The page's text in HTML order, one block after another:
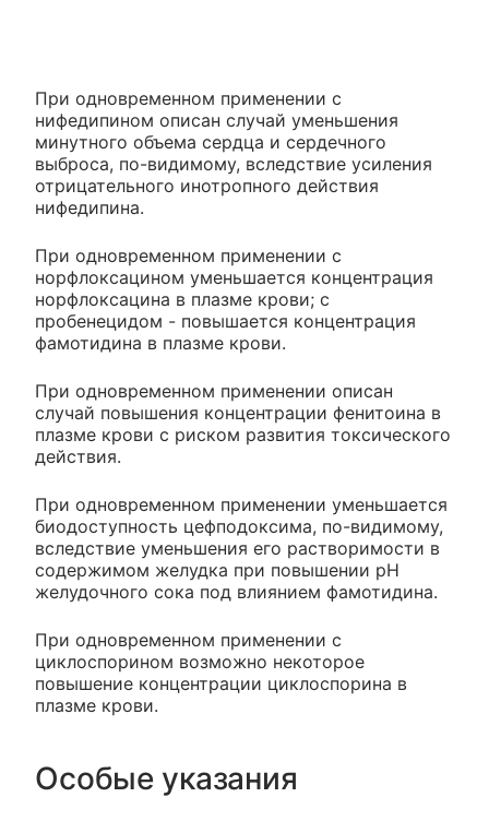
При одновременном применении с
нифедипином описан случай уменьшения
минутного объема сердца и сердечного
выброса, по-видимому, вследствие усиления
отрицательного инотропного действия
нифедипина.
При одновременном применении с
норфлоксацином уменьшается концентрация
норфлоксацина в плазме крови; с
пробенецидом - повышается концентрация
фамотидина в плазме крови.
При одновременном применении описан
случай повышения концентрации фенитоина в
плазме крови с риском развития токсического
действия.
При одновременном применении уменьшается
биодоступность цефподоксима, по-видимому,
вследствие уменьшения его растворимости в
содержимом желудка при повышении pH
желудочного сока под влиянием фамотидина.
При одновременном применении с
циклоспорином возможно некоторое
повышение концентрации циклоспорина в
плазме крови.
Особые указания